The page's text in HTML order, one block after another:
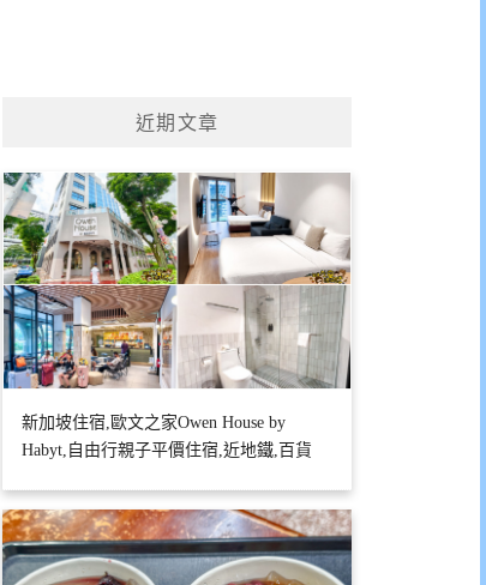
近期文章
新加坡住宿,歐文之家Owen House by
Habyt,自由行親子平價住宿,近地鐵,百貨